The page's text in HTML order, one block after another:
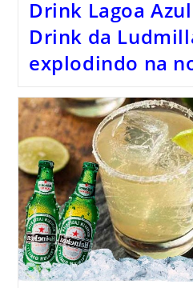
Drink Lagoa
Drink da
explodindo na